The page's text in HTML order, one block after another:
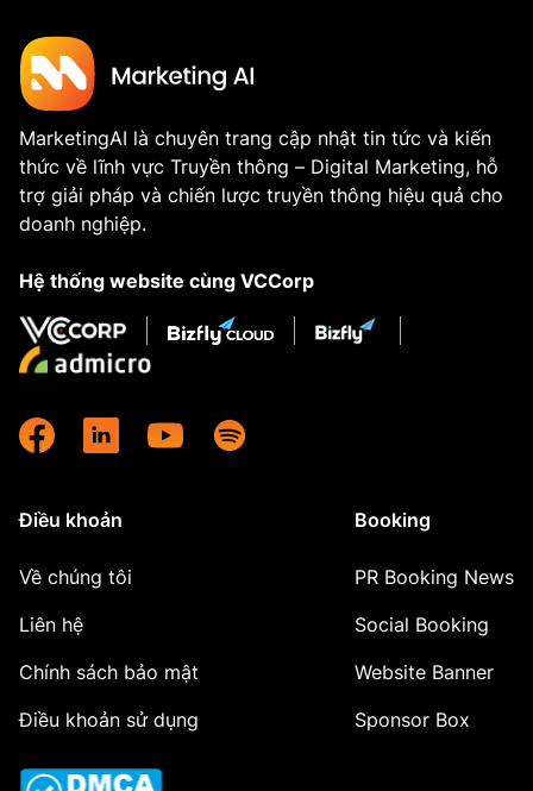
MarketingAI là chuyên trang cập nhật tin tức và kiến
thức về lĩnh vực Truyền thông – Digital Marketing, hỗ
trợ giải pháp và chiến lược truyền thông hiệu quả cho
doanh nghiệp.
Hệ thống website cùng VCCorp
Điều khoản
Về chúng tôi
Liên hệ
Chính sách bảo mật
Điều khoản sử dụng
Booking
PR Booking News
Social Booking
Website Banner
Sponsor Box